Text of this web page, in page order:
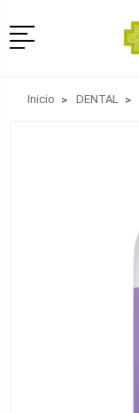
Menú
Inicio DENTAL